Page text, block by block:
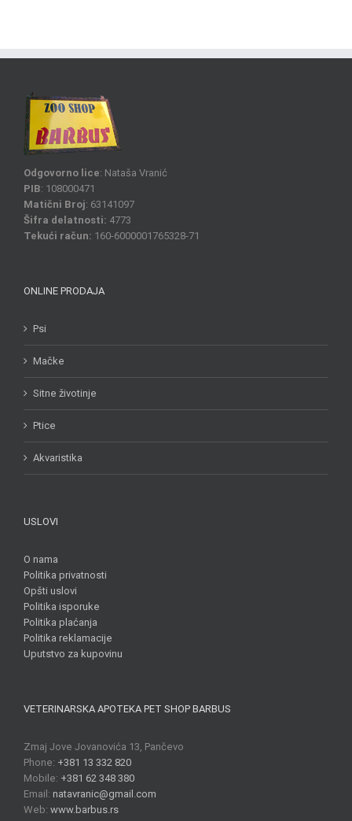
Odgovorno lice: Nataša Vranić
PIB: 108000471
Matični Broj: 63141097
Šifra delatnosti: 4773
Tekući račun: 160-6000001765328-71
ONLINE PRODAJA
Psi
Mačke
Sitne životinje
Ptice
Akvaristika
USLOVI
O nama
Politika privatnosti
Opšti uslovi
Politika isporuke
Politika plaćanja
Politika reklamacije
Uputstvo za kupovinu
VETERINARSKA APOTEKA PET SHOP BARBUS
Zmaj Jove Jovanovića 13, Pančevo
Phone: +381 13 332 820
Mobile: +381 62 348 380
Email: natavranic@gmail.com
Web: www.barbus.rs